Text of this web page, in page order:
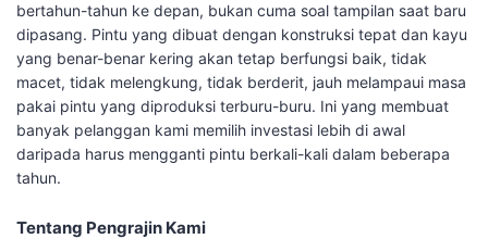
bertahun-tahun ke depan, bukan cuma soal tampilan saat baru
dipasang. Pintu yang dibuat dengan konstruksi tepat dan kayu
yang benar-benar kering akan tetap berfungsi baik, tidak
macet, tidak melengkung, tidak berderit, jauh melampaui masa
pakai pintu yang diproduksi terburu-buru. Ini yang membuat
banyak pelanggan kami memilih investasi lebih di awal
daripada harus mengganti pintu berkali-kali dalam beberapa
tahun.
Tentang Pengrajin Kami